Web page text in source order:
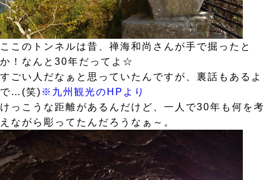
ここのトンネルは昔、禅海和尚さんが手で掘ったと
か！なんと30年だってよ☆
すごい人だなぁと思っていたんですが、裏話もあるよ
で…(笑) ※九州観光のHPより
けっこうな距離があるんだけど、一人で30年も何を考
えながら彫ってたんだろうなぁ～。